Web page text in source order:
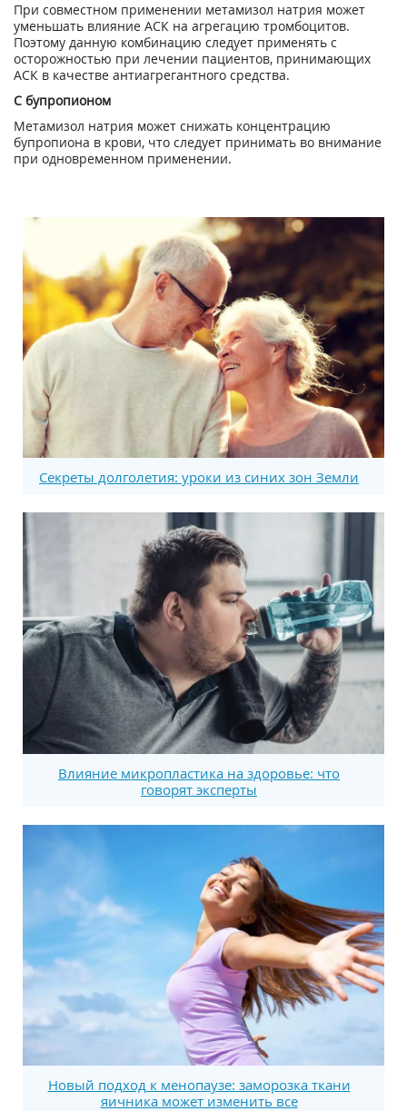
При совместном применении метамизол натрия может
уменьшать влияние АСК на агрегацию тромбоцитов.
Поэтому данную комбинацию следует применять с
осторожностью при лечении пациентов, принимающих
АСК в качестве антиагрегантного средства.
С бупропионом
Метамизол натрия может снижать концентрацию
бупропиона в крови, что следует принимать во внимание
при одновременном применении.
Секреты долголетия: уроки из синих зон Земли
Влияние микропластика на здоровье: что
говорят эксперты
Новый подход к менопаузе: заморозка ткани
яичника может изменить все